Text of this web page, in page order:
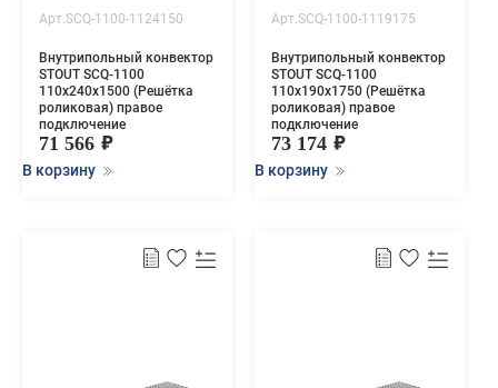
Арт.SCQ-1100-1124150
Внутрипольный конвектор
STOUT SCQ-1100
110х240х1500 (Решётка
роликовая) правое
подключение
71 566
В корзину
Арт.SCQ-1100-1119175
Внутрипольный конвектор
STOUT SCQ-1100
110х190х1750 (Решётка
роликовая) правое
подключение
73 174
В корзину